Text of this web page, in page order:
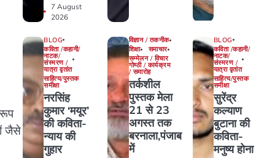
जैसे
7 August
2026
BLOG
कविता /कहानी/
नाटक/
संस्मरण /
यात्रा वृतांत
साहित्य/पुस्तक
समीक्षा
नरसिंह
कुमार ‘मयूर’
की कविता-
न्याय की
गुहार
विज्ञान / तकनीक
शिक्षा
समाचार
सम्मेलन / विचार
गोष्ठी / कार्यक्रम
/ समारोह
तर्कशील
पुस्तक मेला
21 से 23
अगस्त तक
बरनाला,पंजाब
में
BLOG
कविता /कहानी/
नाटक/
संस्मरण /
यात्रा वृतांत
साहित्य/पुस्तक
समीक्षा
सुरेंद्र
कल्याण
बुटाना की
कविता-
मनुष्य होना